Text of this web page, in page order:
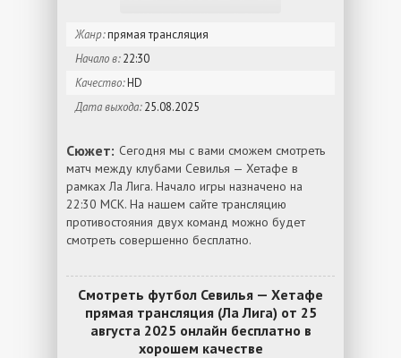
Жанр:прямая трансляция
Начало в:22:30
Качество:HD
Дата выхода:25.08.2025
Сюжет: Сегодня мы с вами сможем смотреть
матч между клубами Севилья — Хетафе в
рамках Ла Лига. Начало игры назначено на
22:30 МСК. На нашем сайте трансляцию
противостояния двух команд можно будет
смотреть совершенно бесплатно.
Смотреть футбол Севилья — Хетафе
прямая трансляция (Ла Лига) от 25
августа 2025 онлайн бесплатно в
хорошем качестве